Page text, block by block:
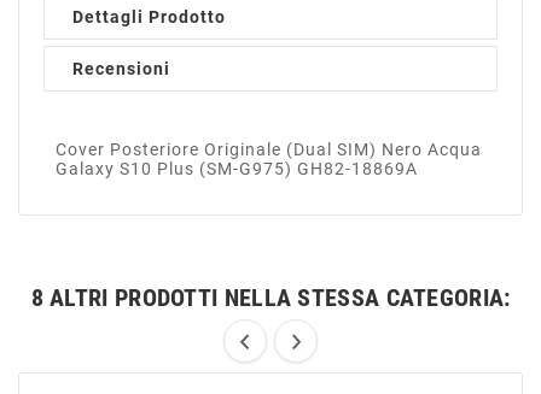
Dettagli Prodotto
Recensioni
Cover Posteriore Originale (Dual SIM) Nero Acqua
Galaxy S10 Plus (SM-G975) GH82-18869A
8 ALTRI PRODOTTI NELLA STESSA CATEGORIA: